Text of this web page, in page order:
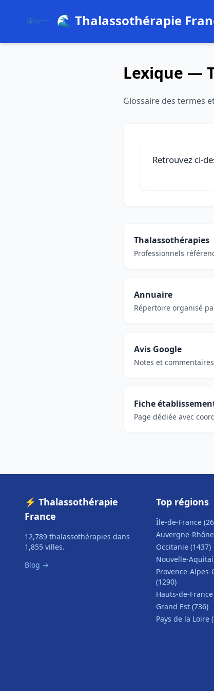
🌊 Thalassothérapie
Lexique —
Glossaire des termes
Retrouvez ci-
Thalassothérapies
Professionnels
Annuaire
Répertoire organisé
Avis Google
Notes et
Fiche
Page dédiée avec
⚡ Thalassothérapie
France
12,789 thalassothérapies dans
1,855 villes.
Blog →
Top régions
Île-de-France
Auvergne-
Occitanie (1437)
Nouvelle-
Provence-
(1290)
Hauts-de-
Grand Est (736)
Pays de la Loire